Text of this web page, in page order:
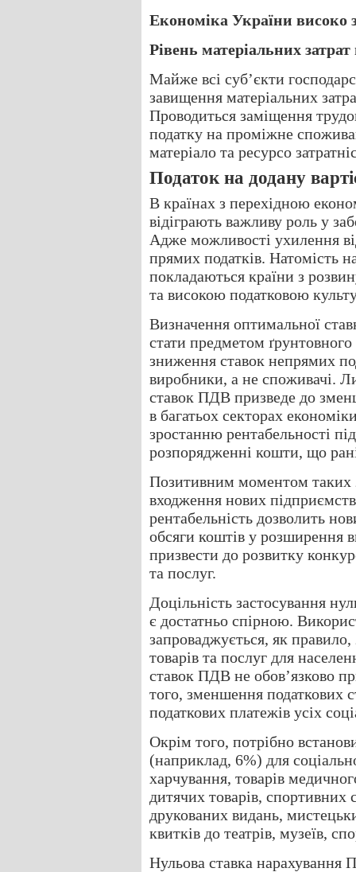
Економіка України високо
Рівень матеріальних
Майже всі суб’єкти
завищення матеріальних
Проводиться заміщення
податку на проміжне
матеріало та ресурсо
Податок на додану
В країнах з перехідною
відіграють важливу роль у
Адже можливості ухилення
прямих податків. Натомість
покладаються країни з
та високою податковою
Визначення оптимальної
стати предметом
зниження ставок непрямих
виробники, а не споживачі.
ставок ПДВ призведе до
в багатьох секторах
зростанню рентабельності
розпорядженні кошти, що
Позитивним моментом таких
входження нових
рентабельність дозволить
обсяги коштів у розширення
призвести до розвитку
та послуг.
Доцільність застосування
є достатньо спірною.
запроваджується, як
товарів та послуг для
ставок ПДВ не обов’язково
того, зменшення податкових
податкових платежів усіх
Окрім того, потрібно
(наприклад, 6%) для
харчування, товарів
дитячих товарів, спортивних
друкованих видань,
квитків до театрів, музеїв,
Нульова ставка нарахування